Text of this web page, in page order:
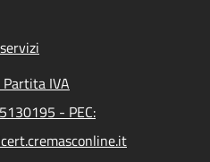
IVA
- PEC: